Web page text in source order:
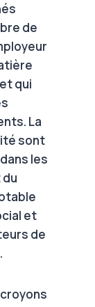
de
qui
La
sont
les
et
de